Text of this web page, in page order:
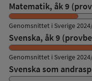
Matematik, åk 9
Genomsnittet i Sverige
Svenska, åk 9
Genomsnittet i Sverige
Svenska som